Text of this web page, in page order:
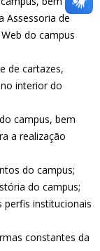
Assessoria de
do campus
de cartazes,
interior do
campus, bem
a realização
do campus;
do campus;
perfis institucionais
constantes da